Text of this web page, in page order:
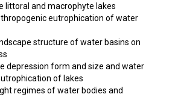
littoral and macrophyte lakes
eutrophication of water
structure of water basins on
depression form and size and water
of lakes
regimes of water bodies and